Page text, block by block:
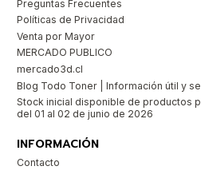
Preguntas Frecuentes
Políticas de Privacidad
Venta por Mayor
MERCADO PUBLICO
mercado3d.cl
Blog Todo Toner | Información útil y
Stock inicial disponible de productos
del 01 al 02 de junio de 2026
INFORMACIÓN
Contacto